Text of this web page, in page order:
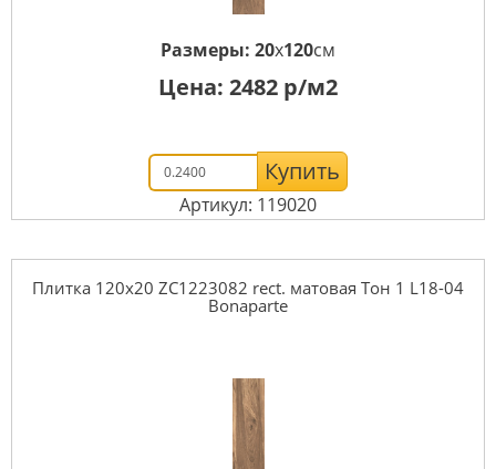
Размеры: 20x120см
Цена: 2482 р/м2
Купить
Артикул: 119020
Плитка 120x20 ZC1223082 rect. матовая Тон 1 L18-04
Bonaparte